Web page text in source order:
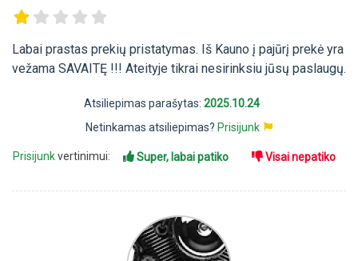
Labai prastas prekių pristatymas. Iš Kauno į pajūrį prekė yra
vežama SAVAITĘ !!! Ateityje tikrai nesirinksiu jūsų paslaugų.
Atsiliepimas parašytas: 2025.10.24
Netinkamas atsiliepimas? Prisijunk
Prisijunkvertinimui: Super, labai patiko Visai nepatiko